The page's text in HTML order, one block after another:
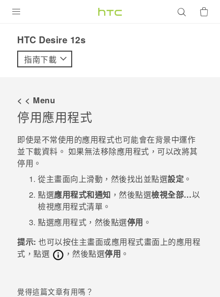
VIVE
配件
優惠專區
焦點訊息
校園專案
企業採購
銷售門市
銷售通路
支援服務
VIVELAND
登入
HTC Desire 12s‎
指南下載
< < Menu
停用應用程式
即使是不常使用的應用程式也可能會在背景中運作
並下載資料。 如果無法移除應用程式，可以改將其
停用。
從主畫面向上滑動，然後找出並點選設定 。
點選應用程式和通知 ，然後點選檢視全部…以
檢視應用程式清單。
點選應用程式，然後點選停用 。
提示: 也可以按住主畫面或應用程式畫面上的應用程
式，點選
，然後點選停用 。
覺得這篇文章有用嗎？